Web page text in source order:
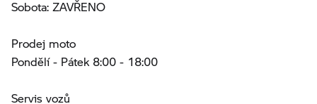
Sobota: ZAVŘENO
Prodej moto
Pondělí - Pátek 8:00 - 18:00
Servis vozů